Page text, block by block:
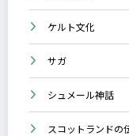
ケルト文化
サガ
シュメール神話
スコットランドの